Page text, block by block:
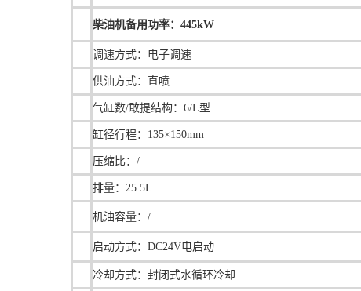
柴油机备用功率：445kW
调速方式：电子调速
供油方式：直喷
气缸数/敢提结构：6/L型
缸径行程：135×150mm
压缩比：/
排量：25.5L
机油容量：/
启动方式：DC24V电启动
冷却方式：封闭式水循环冷却